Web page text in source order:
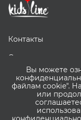
Контакты
Отзывы о нас
СКИДОЧКИ
Оптовым
Вы можете
файлам cookie".
или